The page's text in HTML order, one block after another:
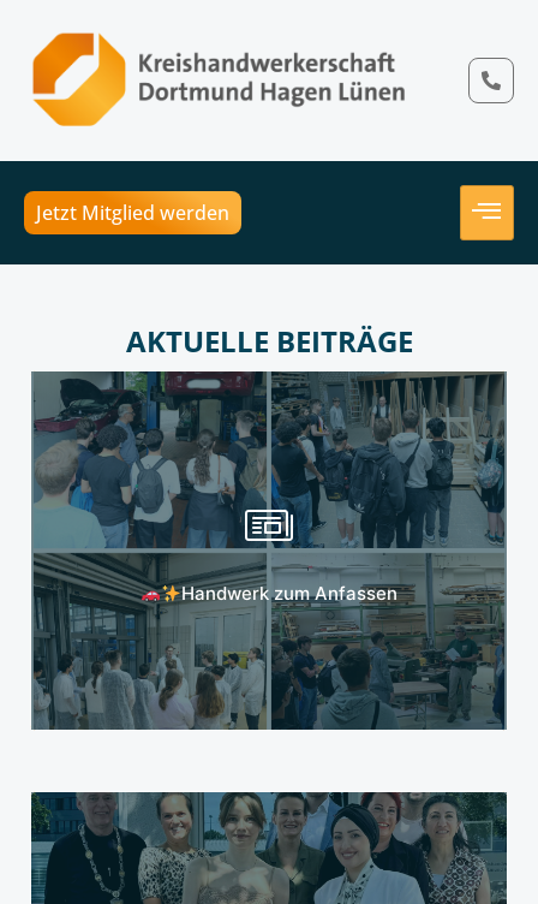
Jetzt Mitglied werden
AKTUELLE BEITRÄGE
Handwerk zum Anfassen
Mehr erfahren